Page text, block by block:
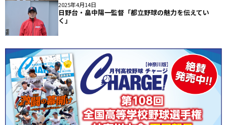
2025年4月14日
日野台・畠中陽一監督「都立野球の魅力を伝えてい
く」